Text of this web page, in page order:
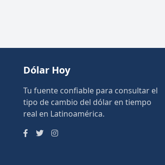
Dólar Hoy
Tu fuente confiable para consultar el
tipo de cambio del dólar en tiempo
real en Latinoamérica.